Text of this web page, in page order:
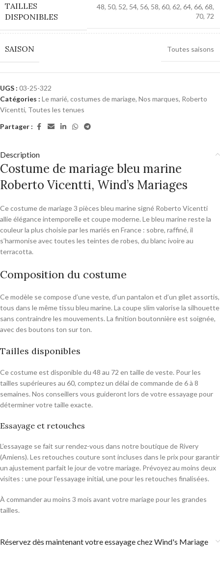
TAILLES
DISPONIBLES
48, 50, 52, 54, 56, 58, 60, 62, 64, 66, 68,
70, 72
SAISON Toutes saisons
UGS : 03-25-322
Catégories : Le marié, costumes de mariage, Nos marques, Roberto
Vicentti, Toutes les tenues
Partager :
Description
Costume de mariage bleu marine
Roberto Vicentti, Wind’s Mariages
Ce costume de mariage 3 pièces bleu marine signé Roberto Vicentti
allie élégance intemporelle et coupe moderne. Le bleu marine reste la
couleur la plus choisie par les mariés en France : sobre, raffiné, il
s’harmonise avec toutes les teintes de robes, du blanc ivoire au
terracotta.
Composition du costume
Ce modèle se compose d’une veste, d’un pantalon et d’un gilet assortis,
tous dans le même tissu bleu marine. La coupe slim valorise la silhouette
sans contraindre les mouvements. La finition boutonnière est soignée,
avec des boutons ton sur ton.
Tailles disponibles
Ce costume est disponible du 48 au 72 en taille de veste. Pour les
tailles supérieures au 60, comptez un délai de commande de 6 à 8
semaines. Nos conseillers vous guideront lors de votre essayage pour
déterminer votre taille exacte.
Essayage et retouches
L’essayage se fait sur rendez-vous dans notre boutique de Rivery
(Amiens). Les retouches couture sont incluses dans le prix pour garantir
un ajustement parfait le jour de votre mariage. Prévoyez au moins deux
visites : une pour l’essayage initial, une pour les retouches finalisées.
À commander au moins 3 mois avant votre mariage pour les grandes
tailles.
Réservez dès maintenant votre essayage chez Wind's Mariage